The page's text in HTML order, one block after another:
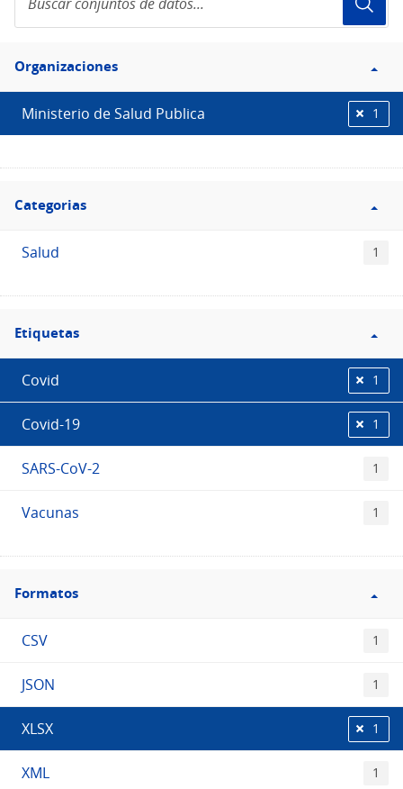
conjuntos
de
Filtro
Organizaciones
Organizaciones
Ministerio de Salud Publica 1
Filtro
Categorias
Categorias
Salud 1
Filtro
Etiquetas
Etiquetas
Covid 1
Covid-19 1
SARS-CoV-2 1
Vacunas 1
Filtro
Formatos
Formatos
CSV 1
JSON 1
XLSX 1
XML 1